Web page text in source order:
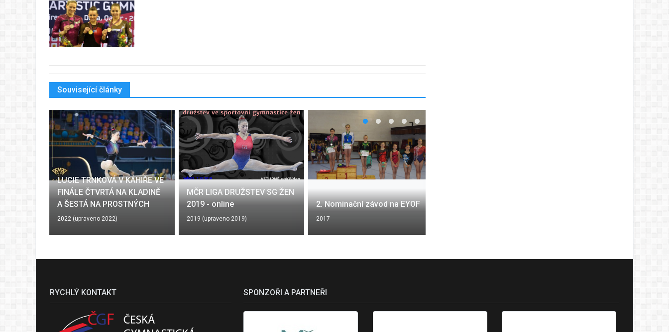
Související články
LUCIE TRNKOVÁ V KÁHIŘE VE
FINÁLE ČTVRTÁ NA KLADINĚ
A ŠESTÁ NA PROSTNÝCH
2022 (upraveno 2022)
MČR LIGA DRUŽSTEV SG ŽEN
2019 - online
2019 (upraveno 2019)
2. Nominační závod na EYOF
2017
RYCHLÝ KONTAKT SPONZOŘI A PARTNEŘI